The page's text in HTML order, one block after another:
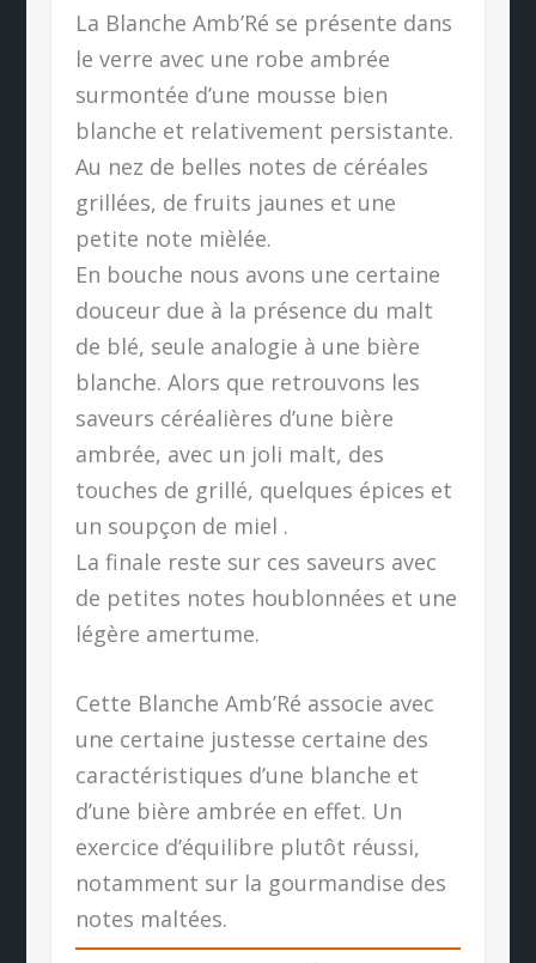
La Blanche Amb’Ré se présente dans
le verre avec une robe ambrée
surmontée d’une mousse bien
blanche et relativement persistante.
Au nez de belles notes de céréales
grillées, de fruits jaunes et une
petite note mièlée.
En bouche nous avons une certaine
douceur due à la présence du malt
de blé, seule analogie à une bière
blanche. Alors que retrouvons les
saveurs céréalières d’une bière
ambrée, avec un joli malt, des
touches de grillé, quelques épices et
un soupçon de miel .
La finale reste sur ces saveurs avec
de petites notes houblonnées et une
légère amertume.
Cette Blanche Amb’Ré associe avec
une certaine justesse certaine des
caractéristiques d’une blanche et
d’une bière ambrée en effet. Un
exercice d’équilibre plutôt réussi,
notamment sur la gourmandise des
notes maltées.